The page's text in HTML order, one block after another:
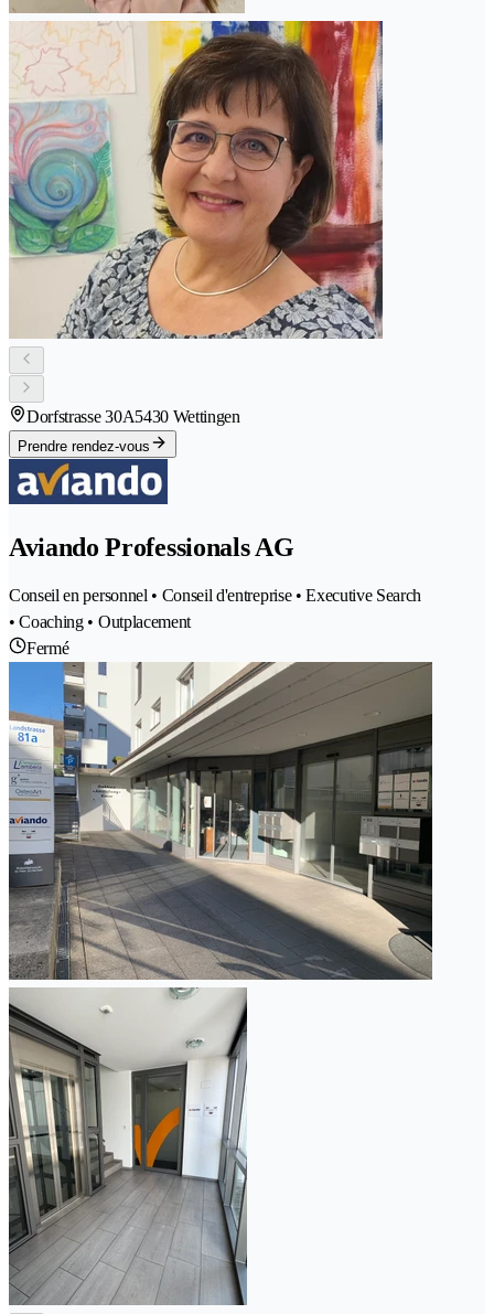
Dorfstrasse 30A5430 Wettingen
Prendre rendez-vous
Aviando Professionals AG
Conseil en personnel • Conseil d'entreprise • Executive Search
• Coaching • Outplacement
Fermé